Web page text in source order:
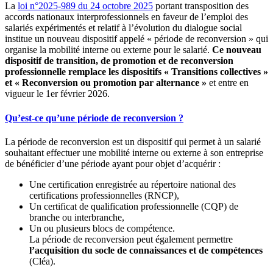
La loi n°2025-989 du 24 octobre 2025 portant transposition des
accords nationaux interprofessionnels en faveur de l’emploi des
salariés expérimentés et relatif à l’évolution du dialogue social
institue un nouveau dispositif appelé « période de reconversion » qui
organise la mobilité interne ou externe pour le salarié. Ce nouveau
dispositif de transition, de promotion et de reconversion
professionnelle remplace les dispositifs « Transitions collectives »
et « Reconversion ou promotion par alternance » et entre en
vigueur le 1er février 2026.
Qu’est-ce qu’une période de reconversion ?
La période de reconversion est un dispositif qui permet à un salarié
souhaitant effectuer une mobilité interne ou externe à son entreprise
de bénéficier d’une période ayant pour objet d’acquérir :
Une certification enregistrée au répertoire national des
certifications professionnelles (RNCP),
Un certificat de qualification professionnelle (CQP) de
branche ou interbranche,
Un ou plusieurs blocs de compétence.
La période de reconversion peut également permettre
l’acquisition du socle de connaissances et de compétences
(Cléa).